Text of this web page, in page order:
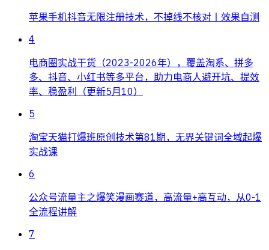
苹果手机抖音无限注册技术，不掉线不核对丨效果自测
4
电商圈实战干货（2023-2026年），覆盖淘系、拼多
多、抖音、小红书等多平台，助力电商人避开坑、提效
率、稳盈利（更新5月10）
5
淘宝天猫打爆班原创技术第81期，无界关键词全域起爆
实战课
6
公众号流量主之爆笑漫画赛道，高流量+高互动，从0-1
全流程讲解
7